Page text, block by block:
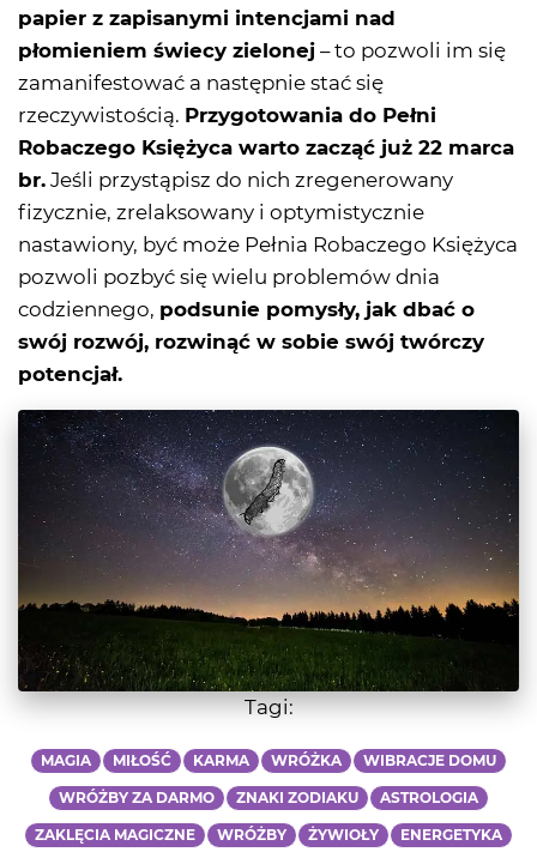
papier z zapisanymi intencjami nad
płomieniem świecy zielonej – to pozwoli im się
zamanifestować a następnie stać się
rzeczywistością. Przygotowania do Pełni
Robaczego Księżyca warto zacząć już 22 marca
br. Jeśli przystąpisz do nich zregenerowany
fizycznie, zrelaksowany i optymistycznie
nastawiony, być może Pełnia Robaczego Księżyca
pozwoli pozbyć się wielu problemów dnia
codziennego, podsunie pomysły, jak dbać o
swój rozwój, rozwinąć w sobie swój twórczy
potencjał.
Tagi:
MAGIA MIŁOŚĆ KARMA WRÓŻKA WIBRACJE DOMU
WRÓŻBY ZA DARMO ZNAKI ZODIAKU ASTROLOGIA
ZAKLĘCIA MAGICZNE WRÓŻBY ŻYWIOŁY ENERGETYKA